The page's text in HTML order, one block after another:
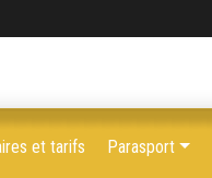
et tarifs Parasport